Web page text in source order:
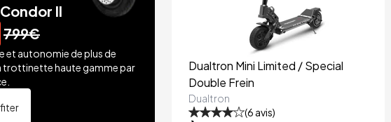
II
799€
et autonomie de plus de
trottinette haute gamme par
Dualtron Mini Limited / Special
Double Frein
Dualtron
(6 avis)